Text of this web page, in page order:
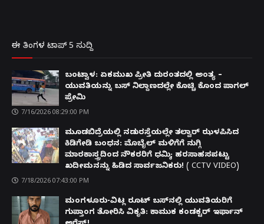
ಈ ತಿಂಗಳ ಟಾಪ್ 5 ಸುದ್ದಿ
ಬಂಟ್ವಾಳ: ಏಕಮುಖ ಪ್ರೀತಿ ದುರಂತದಲ್ಲಿ ಅಂತ್ಯ –
ಯುವತಿಯನ್ನು ಬಸ್ ನಿಲ್ದಾಣದಲ್ಲೇ ಕೊಚ್ಚಿ ಕೊಂದ ಪಾಗಲ್
ಪ್ರೇಮಿ
7/16/2026 08:29:00 PM
ಮೂಡಬಿದ್ರೆಯಲ್ಲಿ ನಡುರಸ್ತೆಯಲ್ಲೇ ತಲ್ವಾರ್ ಝಳಪಿಸಿದ
ಕಿಡಿಗೇಡಿ ಬಂಧನ: ಮೊಬೈಲ್ ಮಳಿಗೆಗೆ ನುಗ್ಗಿ
ಮಾರಕಾಸ್ತ್ರದಿಂದ ನೌಕರರಿಗೆ ಧಮ್ಕಿ; ಹರಸಾಹಸಪಟ್ಟು
ಖದೀಮನನ್ನು ಹಿಡಿದ ಸಾರ್ವಜನಿಕರು! ( CCTV VIDEO)
7/18/2026 07:43:00 PM
ಮಂಗಳೂರು-ವಿಟ್ಲ ರೂಟ್ ಬಸ್‌ನಲ್ಲಿ ಯುವತಿಯರಿಗೆ
ಗುಪ್ತಾಂಗ ತೋರಿಸಿ ವಿಕೃತಿ: ಕಾಮುಕ ಕಂಡಕ್ಟರ್ ಇರ್ಫಾನ್